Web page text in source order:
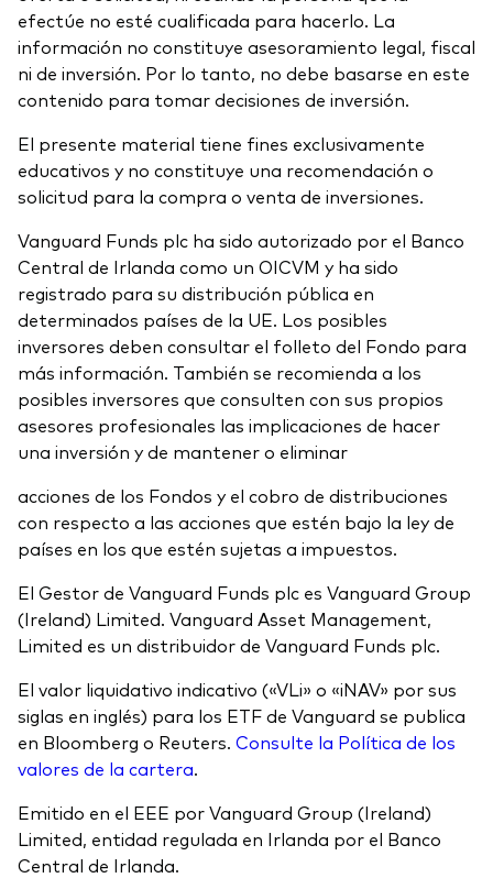
efectúe no esté cualificada para hacerlo. La
información no constituye asesoramiento legal, fiscal
ni de inversión. Por lo tanto, no debe basarse en este
contenido para tomar decisiones de inversión.
El presente material tiene fines exclusivamente
educativos y no constituye una recomendación o
solicitud para la compra o venta de inversiones.
Vanguard Funds plc ha sido autorizado por el Banco
Central de Irlanda como un OICVM y ha sido
registrado para su distribución pública en
determinados países de la UE. Los posibles
inversores deben consultar el folleto del Fondo para
más información. También se recomienda a los
posibles inversores que consulten con sus propios
asesores profesionales las implicaciones de hacer
una inversión y de mantener o eliminar
acciones de los Fondos y el cobro de distribuciones
con respecto a las acciones que estén bajo la ley de
países en los que estén sujetas a impuestos.
El Gestor de Vanguard Funds plc es Vanguard Group
(Ireland) Limited. Vanguard Asset Management,
Limited es un distribuidor de Vanguard Funds plc.
El valor liquidativo indicativo («VLi» o «iNAV» por sus
siglas en inglés) para los ETF de Vanguard se publica
en Bloomberg o Reuters. Consulte la Política de los
valores de la cartera.
Emitido en el EEE por Vanguard Group (Ireland)
Limited, entidad regulada en Irlanda por el Banco
Central de Irlanda.